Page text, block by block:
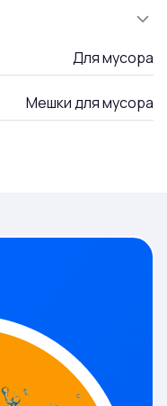
Для мусора
Мешки для мусора